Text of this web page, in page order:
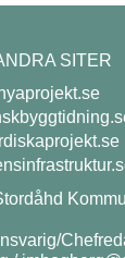
SITER